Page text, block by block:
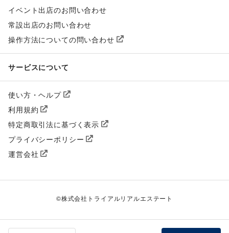
イベント出店のお問い合わせ
常設出店のお問い合わせ
操作方法についての問い合わせ
サービスについて
使い方・ヘルプ
利用規約
特定商取引法に基づく表示
プライバシーポリシー
運営会社
©株式会社トライアルリアルエステート